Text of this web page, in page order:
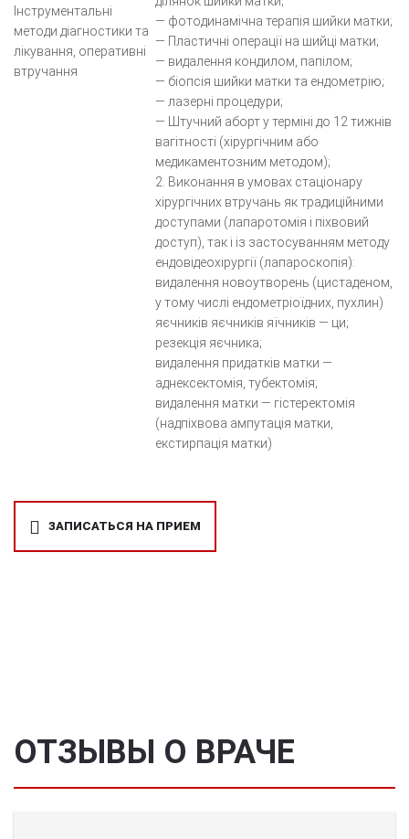
Інструментальні
методи діагностики та
лікування, оперативні
втручання
— фотодинамічна терапія шийки матки;
— Пластичні операції на шийці матки;
— видалення кондилом, папілом;
— біопсія шийки матки та ендометрію;
— лазерні процедури;
— Штучний аборт у терміні до 12 тижнів
вагітності (хірургічним або
медикаментозним методом);
2. Виконання в умовах стаціонару
хірургічних втручань як традиційними
доступами (лапаротомія і піхвовий
доступ), так і із застосуванням методу
ендовідеохірургії (лапароскопія):
видалення новоутворень (цистаденом,
у тому числі ендометріоїдних, пухлин)
яєчників яєчників яїчників — ци;
резекція яєчника;
видалення придатків матки —
аднексектомія, тубектомія;
видалення матки — гістеректомія
(надпіхвова ампутація матки,
екстирпація матки)
ЗАПИСАТЬСЯ НА ПРИЕМ
ОТЗЫВЫ О ВРАЧЕ